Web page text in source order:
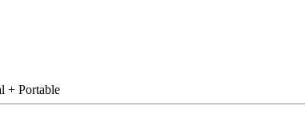
+ Portable